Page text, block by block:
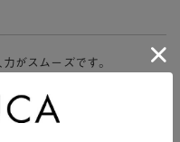
がスムーズです。